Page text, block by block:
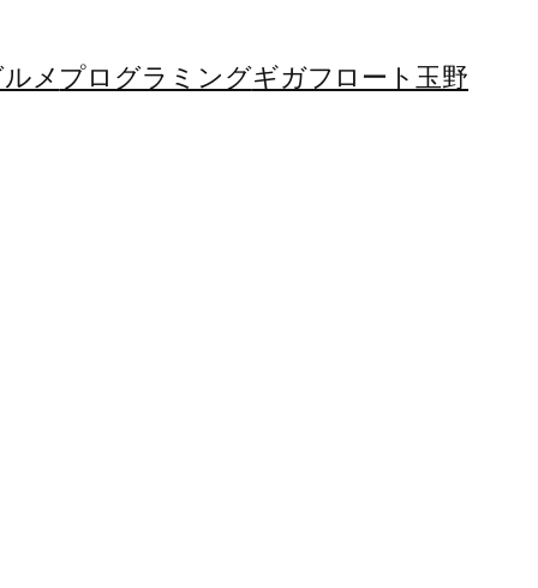
メ プログラミングギガフロート玉野